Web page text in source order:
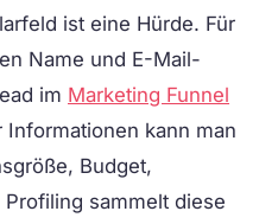
ist eine Hürde. Für
Name und E-Mail-
im Marketing Funnel
kann man
Budget,
sammelt diese